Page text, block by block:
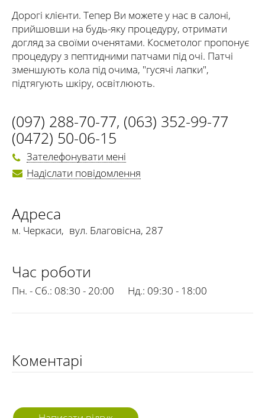
Дорогі клієнти. Тепер Ви можете у нас в салоні,
прийшовши на будь-яку процедуру, отримати
догляд за своїми оченятами. Косметолог пропонує
процедуру з пептидними патчами під очі. Патчі
зменшують кола під очима, "гусячі лапки",
підтягують шкіру, освітлюють.
(097) 288-70-77, (063) 352-99-77
(0472) 50-06-15
Зателефонувати мені
Надіслати повідомлення
Адреса
м. Черкаси, вул. Благовісна, 287
Час роботи
Пн. - Сб.: 08:30 - 20:00 Нд.: 09:30 - 18:00
Коментарі